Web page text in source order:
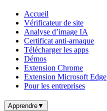
Accueil
Vérificateur de site
Analyse d’image IA
Certificat anti-arnaque
Télécharger les apps
Démos
Extension Chrome
Extension Microsoft Edge
Pour les entreprises
Apprendre▼